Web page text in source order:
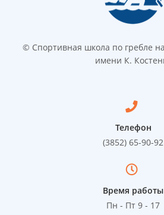
© Спортивная школа по гребле
имени К.
Телефон
(3852) 65-90-92
Время работы
Пн - Пт 9 - 17